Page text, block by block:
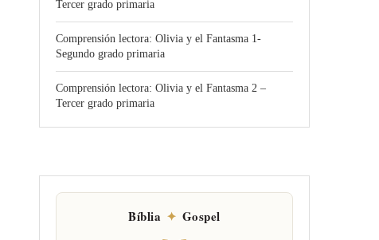
Tercer grado primaria
Comprensión lectora: Olivia y el Fantasma 1-
Segundo grado primaria
Comprensión lectora: Olivia y el Fantasma 2 –
Tercer grado primaria
Bíblia ✦ Gospel